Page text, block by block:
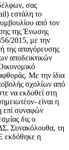
σας
εστάλη το
από τον
της Ένωσης
2015, με την
της απαγόρευσης
αποδεικτικών
Με την ίδια
σχολίων από
να εκδοθεί στη
είναι η
επί συναφών
δις ο
Συνακόλουθα, τη
εκδόθηκε η